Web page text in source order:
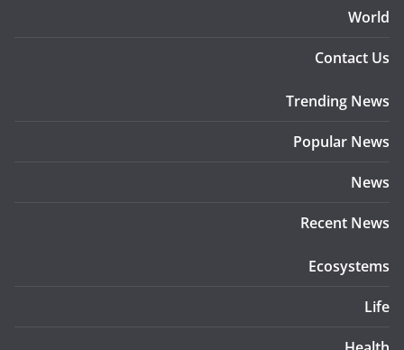
World
Contact Us
Trending News
Popular News
News
Recent News
Ecosystems
Life